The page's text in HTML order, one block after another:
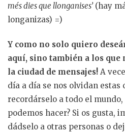
més dies que llonganises’(hay
longanizas) =)
Y como no solo quiero
aquí, sino también a los que
la ciudad de mensajes! A
día a día se nos olvidan estas
recordárselo a todo el mundo,
podemos hacer? Si os gusta,
dádselo a otras personas o